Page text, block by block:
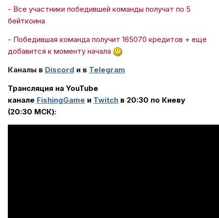
- Все участники победившей команды получат по 5
бейткоина
- Победившая команда получит 165070 кредитов + еще
добавится к моменту начала
Каналы в Discord и в Telegram
Трансляция на YouTube
канале FishingGame и Twitch в 20:30 по Киеву
(20:30 МСК):